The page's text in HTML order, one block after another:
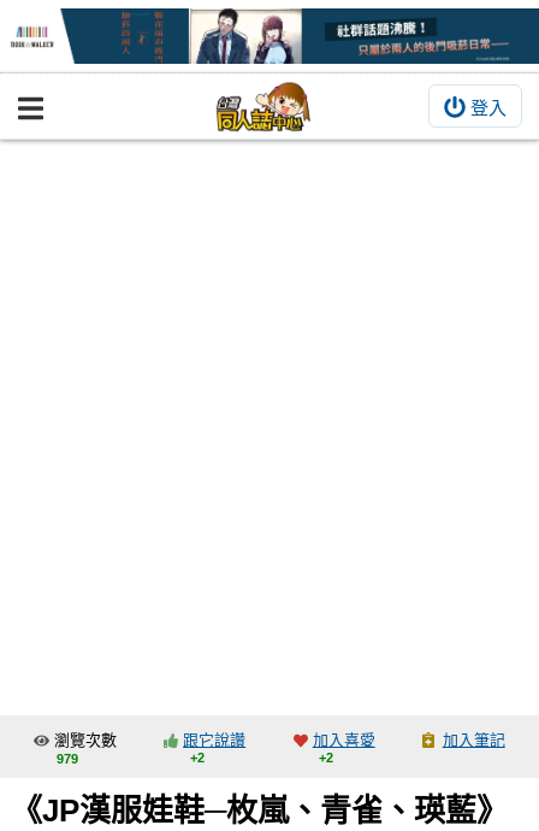
登入
BOOKY書集倉庫
交流中心
攤位轉讓區
瀏覽次數
979
跟它說讚
+2
加入喜愛
+2
加入筆記
《JP漢服娃鞋─枚嵐、青雀、瑛藍》